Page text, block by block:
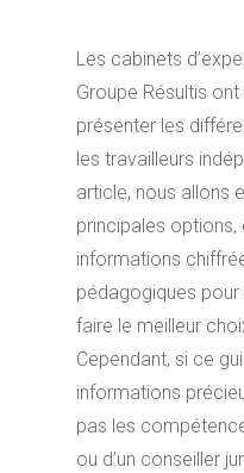
Les cabinets
Groupe Résultis
présenter les
les travailleurs
article, nous allons
principales options,
informations
pédagogiques pour
faire le meilleur
Cependant, si ce
informations
pas les
ou d’un conseiller